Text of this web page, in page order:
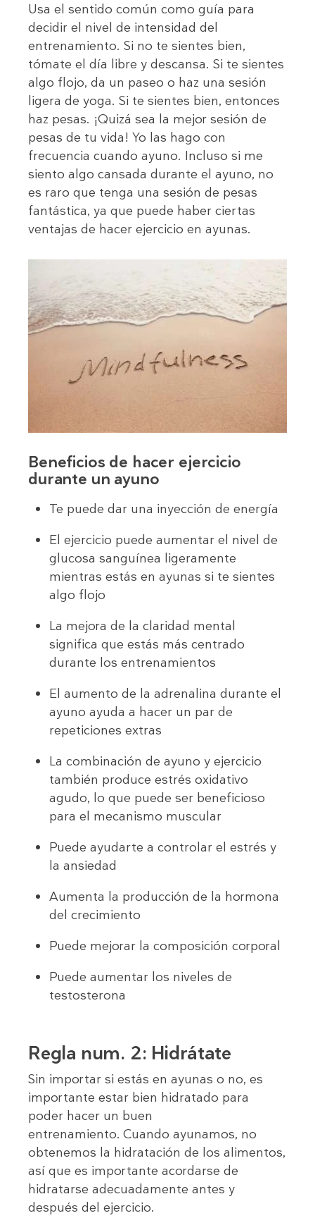
Usa el sentido común como guía para
decidir el nivel de intensidad del
entrenamiento. Si no te sientes bien,
tómate el día libre y descansa. Si te sientes
algo flojo, da un paseo o haz una sesión
ligera de yoga. Si te sientes bien, entonces
haz pesas. ¡Quizá sea la mejor sesión de
pesas de tu vida! Yo las hago con
frecuencia cuando ayuno. Incluso si me
siento algo cansada durante el ayuno, no
es raro que tenga una sesión de pesas
fantástica, ya que puede haber ciertas
ventajas de hacer ejercicio en ayunas.
Beneficios de hacer ejercicio
durante un ayuno
Te puede dar una inyección de energía
El ejercicio puede aumentar el nivel de
glucosa sanguínea ligeramente
mientras estás en ayunas si te sientes
algo flojo
La mejora de la claridad mental
significa que estás más centrado
durante los entrenamientos
El aumento de la adrenalina durante el
ayuno ayuda a hacer un par de
repeticiones extras
La combinación de ayuno y ejercicio
también produce estrés oxidativo
agudo, lo que puede ser beneficioso
para el mecanismo muscular
Puede ayudarte a controlar el estrés y
la ansiedad
Aumenta la producción de la hormona
del crecimiento
Puede mejorar la composición corporal
Puede aumentar los niveles de
testosterona
Regla num. 2: Hidrátate
Sin importar si estás en ayunas o no, es
importante estar bien hidratado para
poder hacer un buen
entrenamiento. Cuando ayunamos, no
obtenemos la hidratación de los alimentos,
así que es importante acordarse de
hidratarse adecuadamente antes y
después del ejercicio.